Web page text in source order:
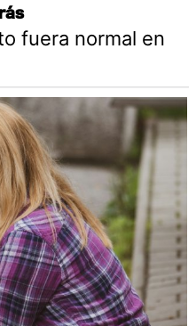
fuera normal en